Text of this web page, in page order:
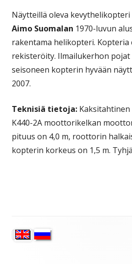
Näytteillä oleva
Aimo Suomalan 1970-luvun
rakentama helikopteri. Kopteria
rekisteröity. Ilmailukerhon
seisoneen kopterin hyvään
2007.
Teknisiä tietoja: Kaksitahtinen
K440-2A moottorikelkan
pituus on 4,0 m, roottorin
kopterin korkeus on 1,5 m.
Sivupalkki